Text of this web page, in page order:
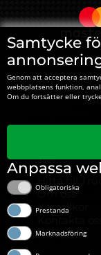
Samtycke
Genom att acceptera
webbplatsens funktion,
Om du fortsätter eller
Anpassa
Obligatoriska
Prestanda
Marknadsföring
Sidor
Om oss
Köpvillkor
Kakor